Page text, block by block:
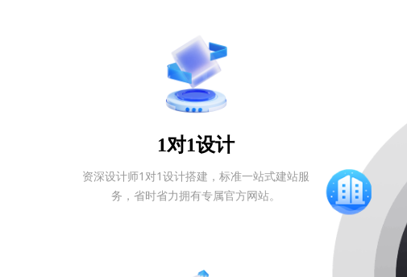
1对1设计
资深设计师1对1设计搭建，标准一站式建站服
务，省时省力拥有专属官方网站。